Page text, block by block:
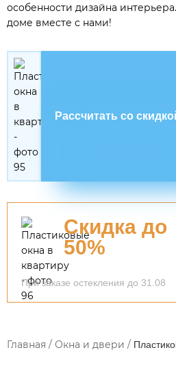
особенности дизайна
доме вместе с нами!
Рассчитать со
Скидка до
50%
При заказе остекления до 31.08
Главная / Окна и двери /